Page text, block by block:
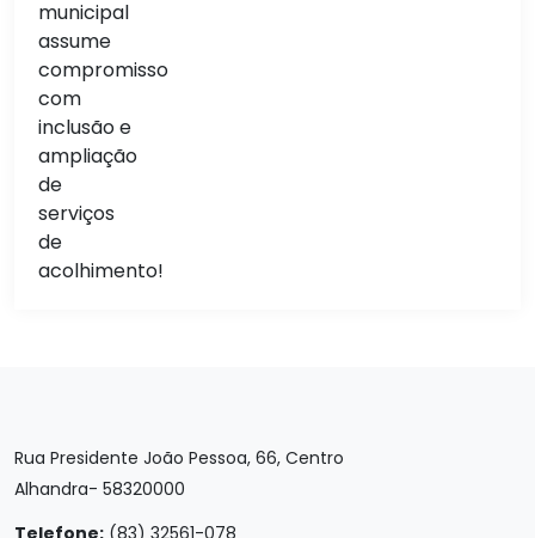
Rua Presidente João Pessoa, 66, Centro
Alhandra- 58320000